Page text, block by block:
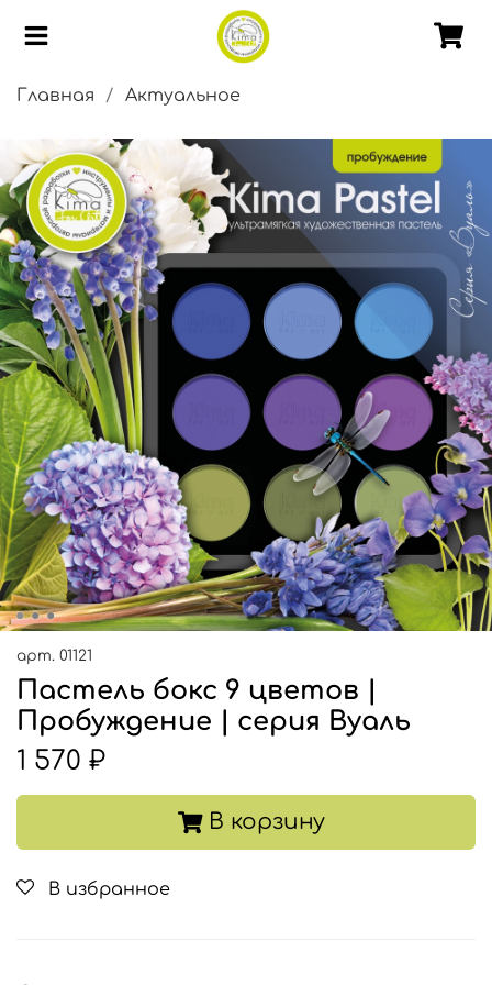
Главная Актуальное
арт. 01121
Пастель бокс 9 цветов |
Пробуждение | серия Вуаль
1 570 ₽
В корзину
В избранное